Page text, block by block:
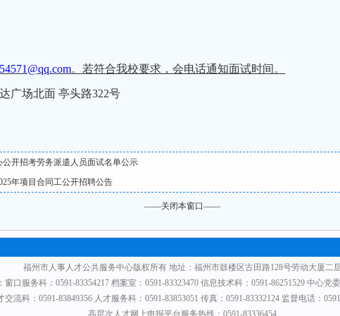
@qq.com。若符合我校要求， 会电话通知面试时间。
广场北面 亭头路322号
开招考劳务派遣人员面试名单公示
年项目合同工公开招聘公告
——关闭本窗口——
福州市人事人才公共服务中心版权所有 地址：福州市鼓楼区古田路128号劳动大厦二
窗口服务科：0591-83354217 档案室：0591-83323470 信息技术科：0591-86251529 中心党
交流科：0591-83849356 人才服务科：0591-83853051 传真：0591-83332124 监督电话：
高层次人才网上申报平台服务热线：0591-83336454